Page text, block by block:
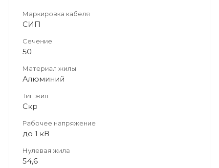
Маркировка кабеля
СИП
Сечение
50
Материал жилы
Алюминий
Тип жил
Скр
Рабочее напряжение
до 1 кВ
Нулевая жила
54,6